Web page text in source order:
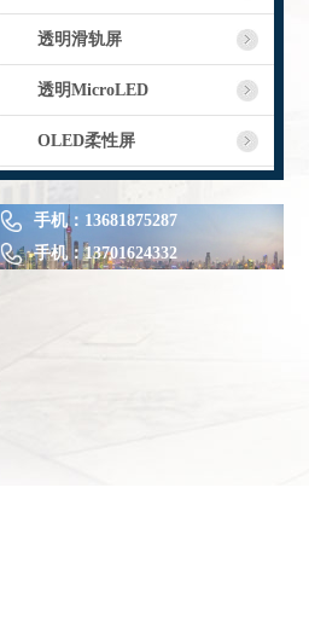
透明滑轨屏
透明MicroLED
OLED柔性屏
手机： 13681875287
手机：13701624332